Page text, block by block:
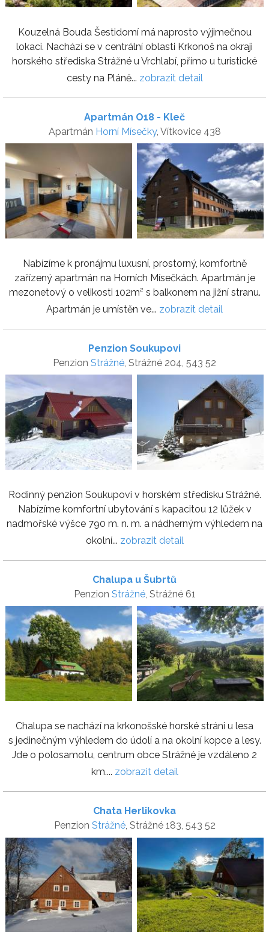
Kouzelná Bouda Šestidomí má naprosto výjimečnou
lokaci. Nachází se v centrální oblasti Krkonoš na okraji
horského střediska Strážné u Vrchlabí, přímo u turistické
cesty na Pláně... zobrazit detail
Apartmán O18 - Kleč
Apartmán Horní Mísečky, Vítkovice 438
Nabízíme k pronájmu luxusní, prostorný, komfortně
zařízený apartmán na Horních Mísečkách. Apartmán je
mezonetový o velikosti 102m² s balkonem na jižní stranu.
Apartmán je umístěn ve... zobrazit detail
Penzion Soukupovi
Penzion Strážné, Strážné 204, 543 52
Rodinný penzion Soukupovi v horském středisku Strážné.
Nabízíme komfortní ubytování s kapacitou 12 lůžek v
nadmořské výšce 790 m. n. m. a nádherným výhledem na
okolní... zobrazit detail
Chalupa u Šubrtů
Penzion Strážné, Strážné 61
Chalupa se nachází na krkonošské horské stráni u lesa
s jedinečným výhledem do údolí a na okolní kopce a lesy.
Jde o polosamotu, centrum obce Strážné je vzdáleno 2
km.... zobrazit detail
Chata Herlikovka
Penzion Strážné, Strážné 183, 543 52